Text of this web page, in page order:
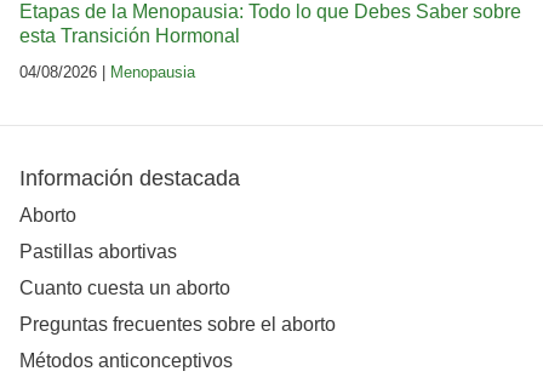
Etapas de la Menopausia: Todo lo que Debes Saber sobre
esta Transición Hormonal
04/08/2026 | Menopausia
Información destacada
Aborto
Pastillas abortivas
Cuanto cuesta un aborto
Preguntas frecuentes sobre el aborto
Métodos anticonceptivos